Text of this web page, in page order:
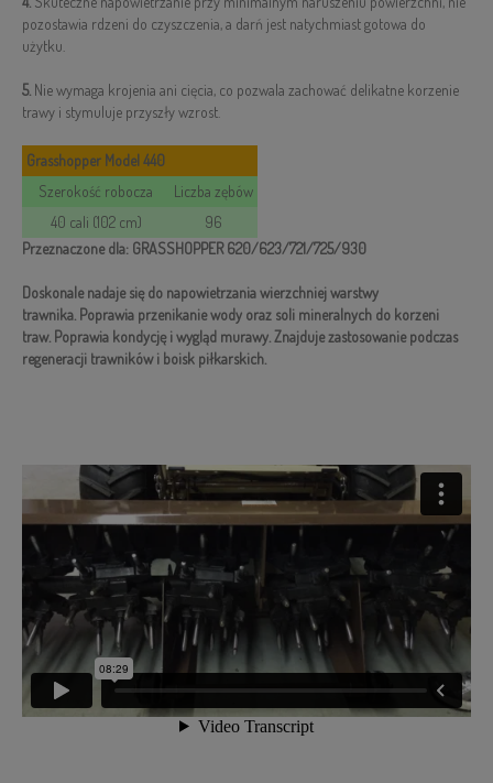
pozostawia rdzeni do czyszczenia, a darń jest natychmiast gotowa do
użytku.
5. Nie wymaga krojenia ani cięcia, co pozwala zachować delikatne korzenie
trawy i stymuluje przyszły wzrost.
Grasshopper Model 440
Szerokość robocza
Liczba zębów
40 cali (102 cm)
96
Przeznaczone dla: GRASSHOPPER 620/623/721/725/930
Doskonale nadaje się do napowietrzania wierzchniej warstwy
trawnika. Poprawia przenikanie wody oraz soli mineralnych do korzeni
traw. Poprawia kondycję i wygląd murawy. Znajduje zastosowanie podczas
regeneracji trawników i boisk piłkarskich.